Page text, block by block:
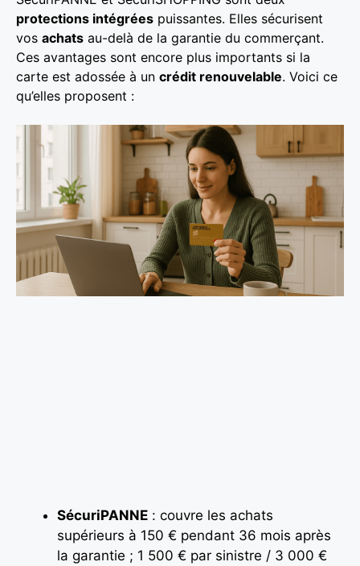
protections intégrées puissantes. Elles sécurisent
vos achats au-delà de la garantie du commerçant.
Ces avantages sont encore plus importants si la
carte est adossée à un crédit renouvelable. Voici ce
qu’elles proposent :
SécuriPANNE : couvre les achats
supérieurs à 150 € pendant 36 mois après
la garantie ; 1 500 € par sinistre / 3 000 €